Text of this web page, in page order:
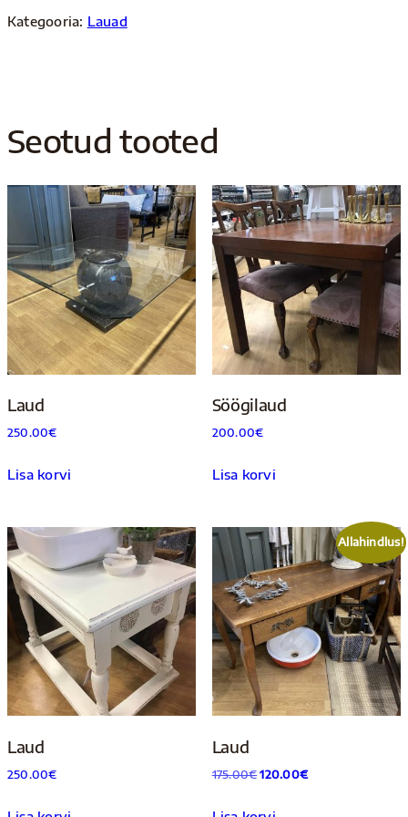
Kategooria: Lauad
Seotud tooted
Laud
250.00€
Lisa korvi
Söögilaud
200.00€
Lisa korvi
Laud
250.00€
Allahindlus!
Laud
175.00€Algne
120.00€Praegune